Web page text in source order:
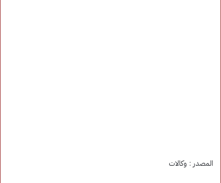
المصدر : وكالات